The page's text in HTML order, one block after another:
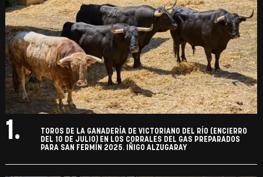
1.
TOROS DE LA GANADERÍA DE VICTORIANO DEL RÍO (ENCIERRO
DEL 10 DE JULIO) EN LOS CORRALES DEL GAS PREPARADOS
PARA SAN FERMÍN 2025. IÑIGO ALZUGARAY